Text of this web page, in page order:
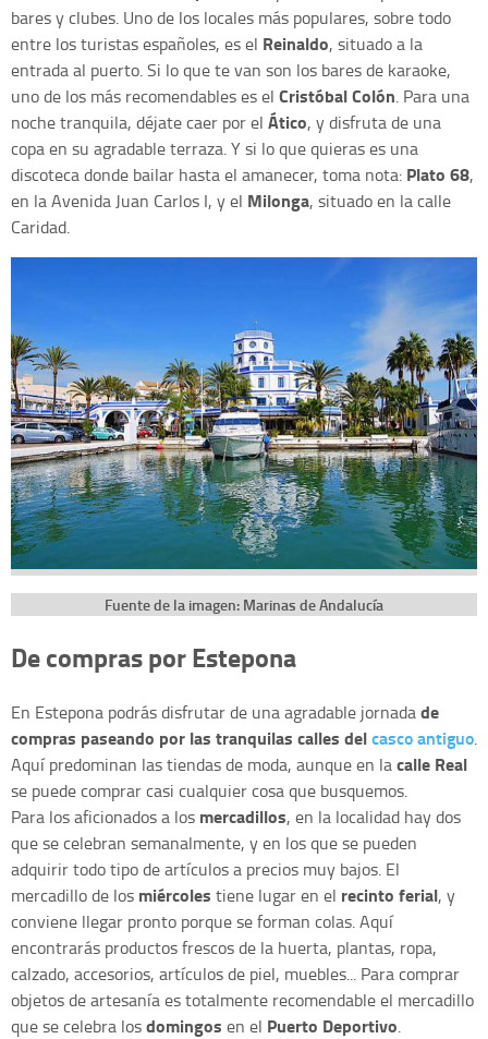
bares y clubes. Uno de los locales más populares, sobre todo
entre los turistas españoles, es el Reinaldo, situado a la
entrada al puerto. Si lo que te van son los bares de karaoke,
uno de los más recomendables es el Cristóbal Colón. Para una
noche tranquila, déjate caer por el Ático, y disfruta de una
copa en su agradable terraza. Y si lo que quieras es una
discoteca donde bailar hasta el amanecer, toma nota: Plato 68,
en la Avenida Juan Carlos I, y el Milonga, situado en la calle
Caridad.
Fuente de la imagen: Marinas de Andalucía
De compras por Estepona
En Estepona podrás disfrutar de una agradable jornadade
compras paseando por las tranquilas calles delcasco antiguo.
Aquí predominan las tiendas de moda, aunque en lacalle Real
se puede comprar casi cualquier cosa que busquemos.
Para los aficionados a los mercadillos, en la localidad hay dos
que se celebran semanalmente, y en los que se pueden
adquirir todo tipo de artículos a precios muy bajos. El
mercadillo de los miércoles tiene lugar en el recinto ferial, y
conviene llegar pronto porque se forman colas. Aquí
encontrarás productos frescos de la huerta, plantas, ropa,
calzado, accesorios, artículos de piel, muebles... Para comprar
objetos de artesanía es totalmente recomendable el mercadillo
que se celebra losdomingos en el Puerto Deportivo.